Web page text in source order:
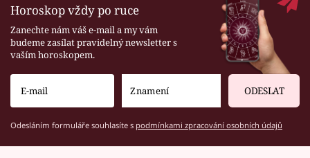
Horoskop vždy po ruce
Zanechte nám váš e-mail a my vám
budeme zasílat pravidelný newsletter s
vaším horoskopem.
ODESLAT
Odesláním formuláře souhlasíte s podmínkami zpracování osobních údajů